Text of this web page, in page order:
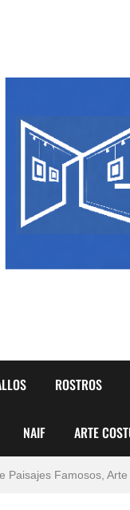
ROSTROS
NAIF ARTE
Para Colorear
Paisajes Famosos, Arte